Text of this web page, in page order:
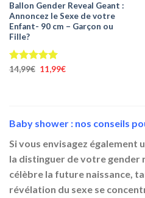
Ballon Gender Reveal Geant :
Annoncez le Sexe de votre
Enfant- 90 cm – Garçon ou
Fille?
Note5.00
14,99€ Le
prix
11,99€Le
Baby shower : nos conseils
Si vous envisagez également
la distinguer de votre gender
célèbre la future naissance,
révélation du sexe se